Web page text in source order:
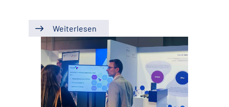
Weiterlesen